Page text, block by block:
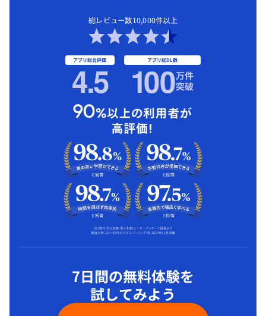
総レビュー数10,000件以上
アプリ総合評価
4.5 アプリ総DL数
100万件
突破
7日間の無料体験を
試してみよう